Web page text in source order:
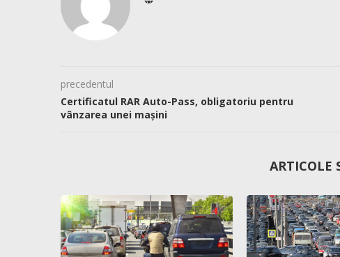
precedentul
Certificatul RAR Auto-Pass, obligatoriu pentru
vânzarea unei mașini
ARTICOLE